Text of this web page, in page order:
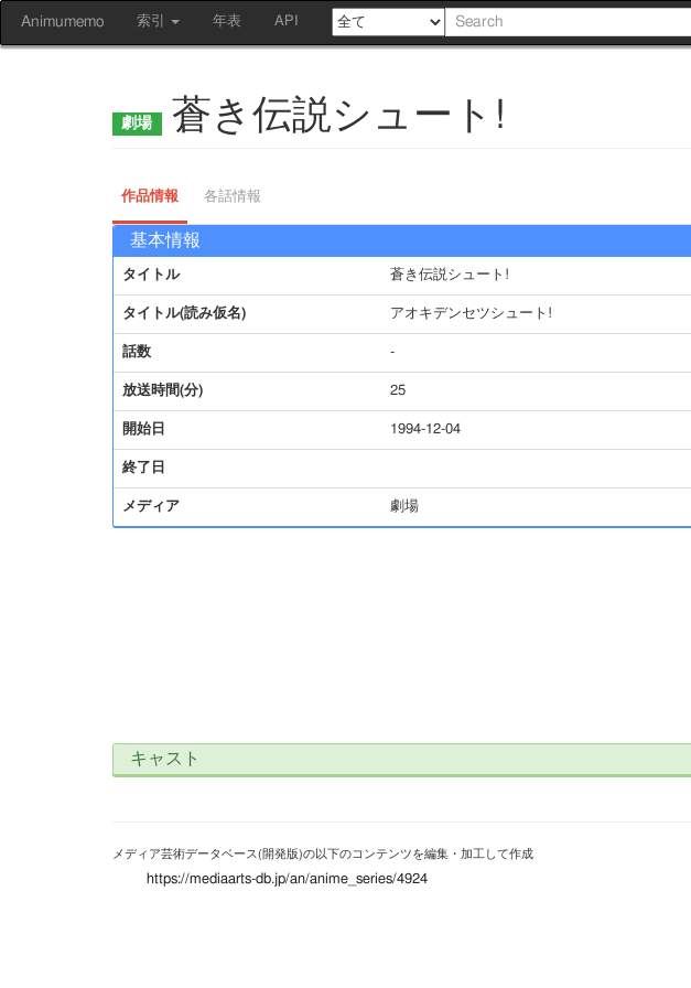
Animumemo 索引 年表 API
蒼き伝説シュート!
作品情報 各話情報
基本情報
タイトル 蒼き伝説シュート!
タイトル(読み仮名) アオキデンセツシュート!
話数 -
放送時間(分) 25
開始日 1994-12-04
終了日
メディア 劇場
キャスト
メディア芸術データベース(開発版)の以下のコンテンツを編集・加工して作成
https://mediaarts-db.jp/an/anime_series/4924